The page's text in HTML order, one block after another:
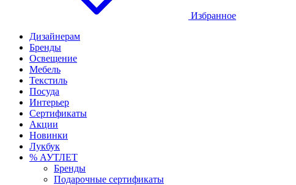
Избранное
Дизайнерам
Бренды
Освещение
Мебель
Текстиль
Посуда
Интерьер
Сертификаты
Акции
Новинки
Лукбук
% АУТЛЕТ
Бренды
Подарочные сертификаты